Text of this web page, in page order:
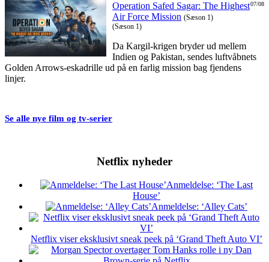
07/08
Operation Safed Sagar: The Highest
Air Force Mission (Sæson 1)
(Sæson 1)
Da Kargil-krigen bryder ud mellem
Indien og Pakistan, sendes luftvåbnets
Golden Arrows-eskadrille ud på en farlig mission bag fjendens
linjer.
Se alle nye film og tv-serier
Netflix nyheder
Anmeldelse: ‘The Last
House’
Anmeldelse: ‘Alley Cats’
Netflix viser eksklusivt sneak peek på ‘Grand Theft Auto VI’